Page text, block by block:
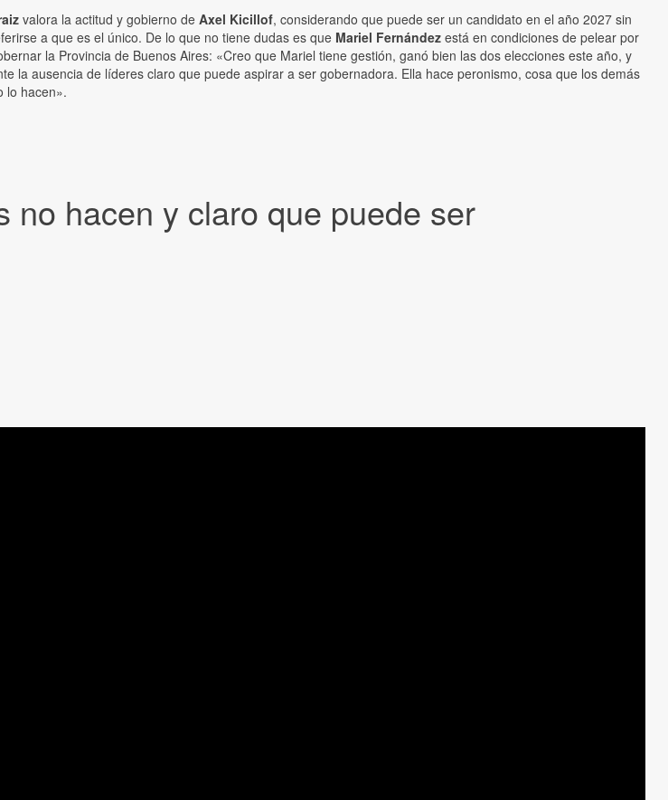
no hacen y claro que puede ser
valora la actitud y gobierno de Axel Kicillof, considerando que puede ser un candidato en el año 2027 sin
a que es el único. De lo que no tiene dudas es que Mariel Fernández está en condiciones de pelear por
la Provincia de Buenos Aires: «Creo que Mariel tiene gestión, ganó bien las dos elecciones este año, y
la ausencia de líderes claro que puede aspirar a ser gobernadora. Ella hace peronismo, cosa que los demás
lo hacen».